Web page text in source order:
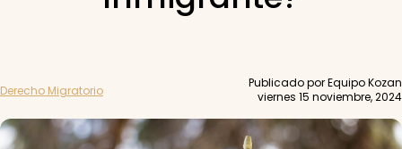
Derecho Migratorio
Publicado por Equipo Kozan
viernes 15 noviembre, 2024